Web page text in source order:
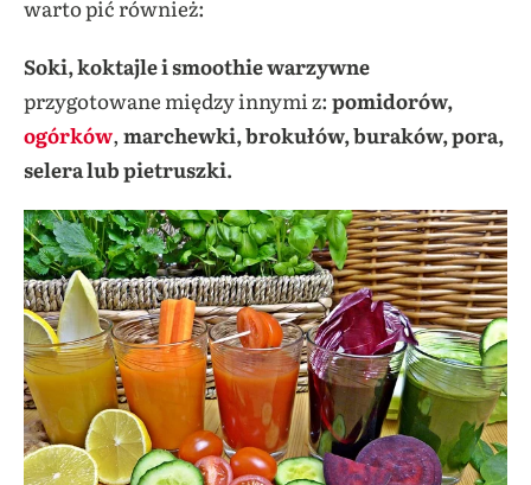
warto pić również:
Soki, koktajle i smoothie warzywne
przygotowane między innymi z: pomidorów,
ogórków, marchewki,brokułów, buraków, pora,
selera lub pietruszki.